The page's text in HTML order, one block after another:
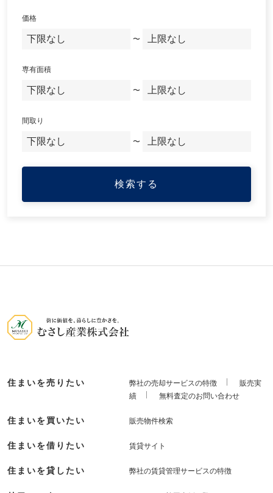
価格
〜
専有面積
〜
間取り
〜
住まいを売りたい 弊社の売却サービスの特徴
販売実
績
無料査定のお問い合わせ
住まいを買いたい 販売物件検索
住まいを借りたい 賃貸サイト
住まいを貸したい 弊社の賃貸管理サービスの特徴